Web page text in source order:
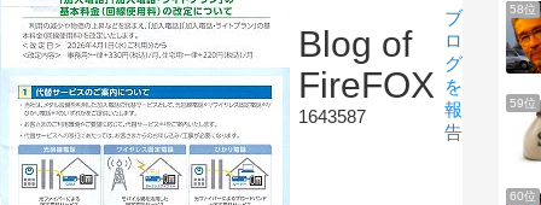
Blog of
FireFOX
1643587
ブ
ロ
グ
を
報
告
58位
59位
60位